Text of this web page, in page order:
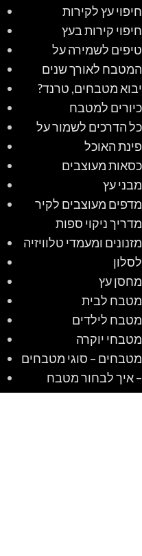
חיפוי עץ לקירות
חיפוי קירות בעץ
טיפים לשמירה על
המטבח לאורך שנים
יבוא מטבחים, טרנד?
כיורים למטבח
כל הדרכים לשמור על
פינת האוכל
כסאות מעוצבים
מבני עץ
מדפים מעוצבים לקיר
מדריך ניקוי ספות
מזנונים ומעמדי טלוויזיה
לסלון
מחסן עץ
מטבח לבית
מטבח לילדים
מטבחי יוקרה
מטבחים – סוגי מטבחים
– איך לבחור מטבח
מטבחים כפריים